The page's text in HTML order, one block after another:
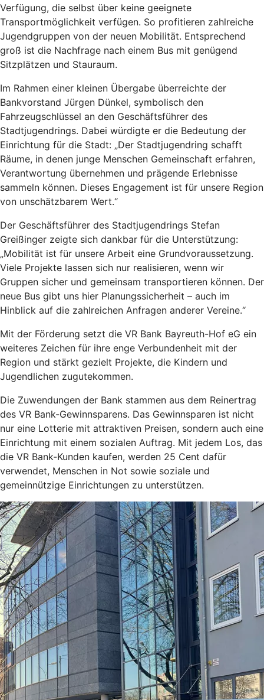
Verfügung, die selbst über keine geeignete
Transportmöglichkeit verfügen. So profitieren zahlreiche
Jugendgruppen von der neuen Mobilität. Entsprechend
groß ist die Nachfrage nach einem Bus mit genügend
Sitzplätzen und Stauraum.
Im Rahmen einer kleinen Übergabe überreichte der
Bankvorstand Jürgen Dünkel, symbolisch den
Fahrzeugschlüssel an den Geschäftsführer des
Stadtjugendrings. Dabei würdigte er die Bedeutung der
Einrichtung für die Stadt: „Der Stadtjugendring schafft
Räume, in denen junge Menschen Gemeinschaft erfahren,
Verantwortung übernehmen und prägende Erlebnisse
sammeln können. Dieses Engagement ist für unsere Region
von unschätzbarem Wert.“
Der Geschäftsführer des Stadtjugendrings Stefan
Greißinger zeigte sich dankbar für die Unterstützung:
„Mobilität ist für unsere Arbeit eine Grundvoraussetzung.
Viele Projekte lassen sich nur realisieren, wenn wir
Gruppen sicher und gemeinsam transportieren können. Der
neue Bus gibt uns hier Planungssicherheit – auch im
Hinblick auf die zahlreichen Anfragen anderer Vereine.“
Mit der Förderung setzt die VR Bank Bayreuth-Hof eG ein
weiteres Zeichen für ihre enge Verbundenheit mit der
Region und stärkt gezielt Projekte, die Kindern und
Jugendlichen zugutekommen.
Die Zuwendungen der Bank stammen aus dem Reinertrag
des VR Bank-Gewinnsparens. Das Gewinnsparen ist nicht
nur eine Lotterie mit attraktiven Preisen, sondern auch eine
Einrichtung mit einem sozialen Auftrag. Mit jedem Los, das
die VR Bank-Kunden kaufen, werden 25 Cent dafür
verwendet, Menschen in Not sowie soziale und
gemeinnützige Einrichtungen zu unterstützen.